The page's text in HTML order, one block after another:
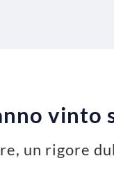
vinto
un rigore